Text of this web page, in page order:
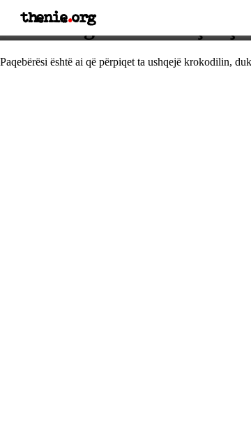
thenie.org
Thënie nga Uinston Çërçill
Paqebërësi është ai që përpiqet ta ushqejë krokodilin,